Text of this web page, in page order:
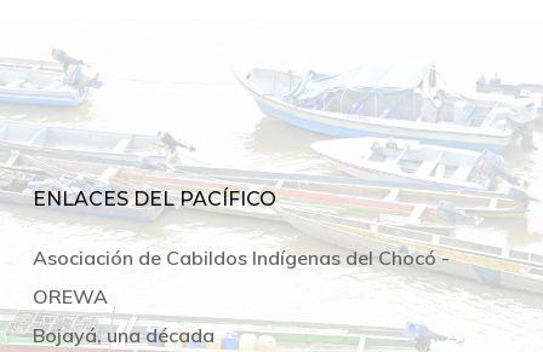
ENLACES DEL PACÍFICO
Asociación de Cabildos Indígenas del Chocó -
OREWA
Bojayá, una década